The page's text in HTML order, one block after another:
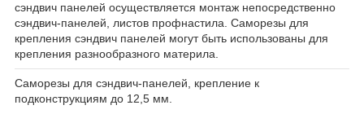
сэндвич панелей осуществляется монтаж непосредственно
сэндвич-панелей, листов профнастила. Саморезы для
крепления сэндвич панелей могут быть использованы для
крепления разнообразного материла.
Саморезы для сэндвич-панелей, крепление к
подконструкциям до 12,5 мм.